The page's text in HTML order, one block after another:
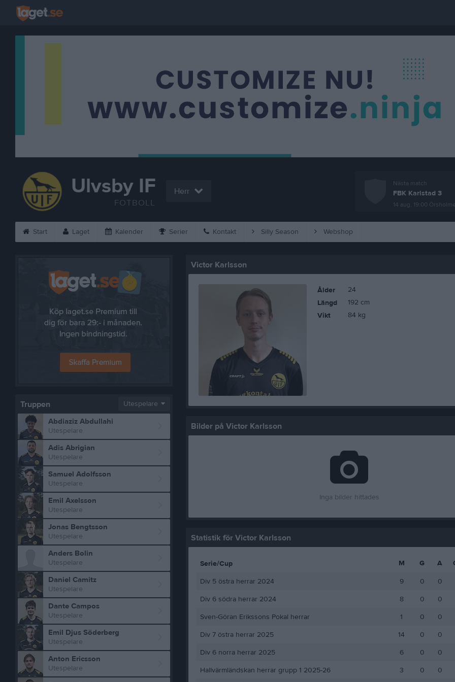
Ulvsby IF
FOTBOLL
Herr
Nästa match
FBK Karlstad 3
14 aug, 19:00
Start Laget Kalender Serier Kontakt Silly Season Webshop
Victor Karlsson
Ålder
24
Längd
192 cm
Vikt
84 kg
Bilder på Victor Karlsson
Inga bilder hittades
Statistik för Victor Karlsson
Serie/Cup M G A
Div 5 östra herrar 2024
9 0 0
Div 6 södra herrar 2024
8 0 0
Sven-Göran Erikssons Pokal herrar
1 0 0
Div 7 östra herrar 2025
14 0 0
Div 6 norra herrar 2025
6 0 0
Hallvärmländskan herrar grupp 1 2025-26
3 0 0
Truppen Utespelare
Abdiaziz Abdullahi
Utespelare
Adis Abrigian
Utespelare
Samuel Adolfsson
Utespelare
Emil Axelsson
Utespelare
Jonas Bengtsson
Utespelare
Anders Bolin
Utespelare
Daniel Camitz
Utespelare
Dante Campos
Utespelare
Emil Djus Söderberg
Utespelare
Anton Ericsson
Utespelare